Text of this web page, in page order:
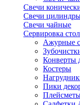
Свечи
Свечи
Свечи чайные
Сервировка
Ажурные
Конверты
Костеры
Пики